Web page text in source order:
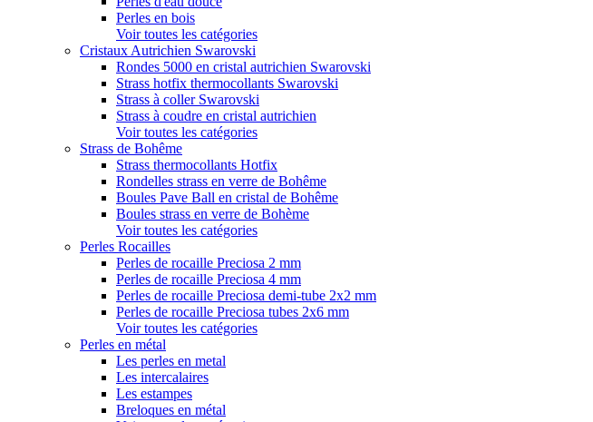
Perles en bois
Voir toutes les catégories
Cristaux Autrichien Swarovski
Rondes 5000 en cristal autrichien Swarovski
Strass hotfix thermocollants Swarovski
Strass à coller Swarovski
Strass à coudre en cristal autrichien
Voir toutes les catégories
Strass de Bohême
Strass thermocollants Hotfix
Rondelles strass en verre de Bohême
Boules Pave Ball en cristal de Bohême
Boules strass en verre de Bohème
Voir toutes les catégories
Perles Rocailles
Perles de rocaille Preciosa 2 mm
Perles de rocaille Preciosa 4 mm
Perles de rocaille Preciosa demi-tube 2x2 mm
Perles de rocaille Preciosa tubes 2x6 mm
Voir toutes les catégories
Perles en métal
Les perles en metal
Les intercalaires
Les estampes
Breloques en métal